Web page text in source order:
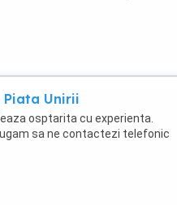
...
Unirii
osptarita cu experienta.
sa ne contactezi telefonic